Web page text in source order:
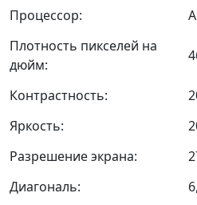
Процессор:
Плотность пикселей на
дюйм:
Контрастность:
Яркость:
Разрешение экрана:
Диагональ: